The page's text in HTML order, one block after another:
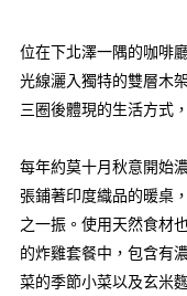
位在下北澤一隅的咖啡
光線灑入獨特的雙層木
三圈後體現的生活方式
每年約莫十月秋意開始
張鋪著印度織品的暖桌
之一振。使用天然食材
的炸雞套餐中，包含有
菜的季節小菜以及玄米